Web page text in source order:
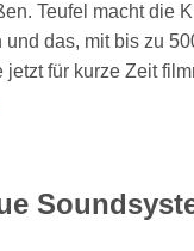
Teufel macht die
das, mit bis zu
für kurze Zeit